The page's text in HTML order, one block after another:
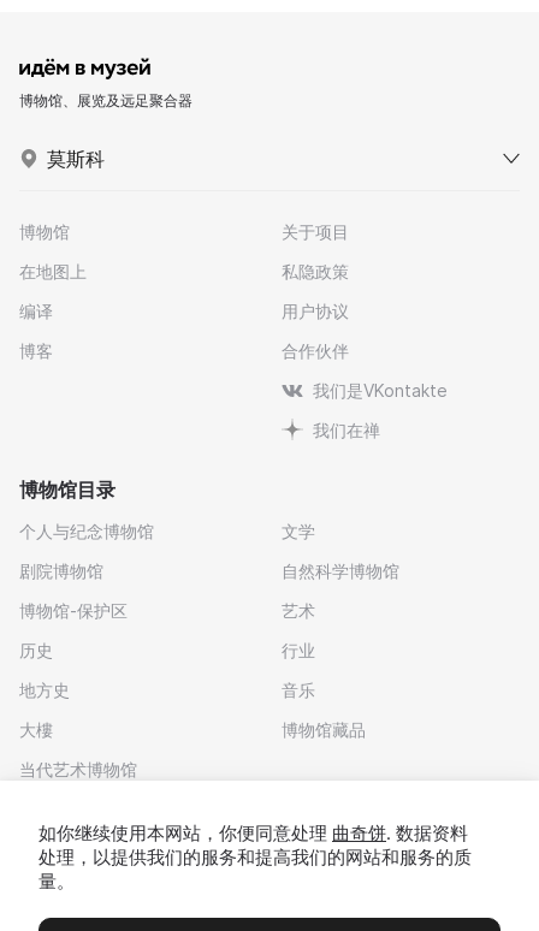
博物馆、展览及远足聚合器
莫斯科
博物馆
在地图上
编译
博客
关于项目
私隐政策
用户协议
合作伙伴
我们是VKontakte
我们在禅
博物馆目录
个人与纪念博物馆
剧院博物馆
博物馆-保护区
历史
地方史
大樓
当代艺术博物馆
文学
自然科学博物馆
艺术
行业
音乐
博物馆藏品
如你继续使用本网站，你便同意处理 曲奇饼. 数据资料
处理，以提供我们的服务和提高我们的网站和服务的质
量。